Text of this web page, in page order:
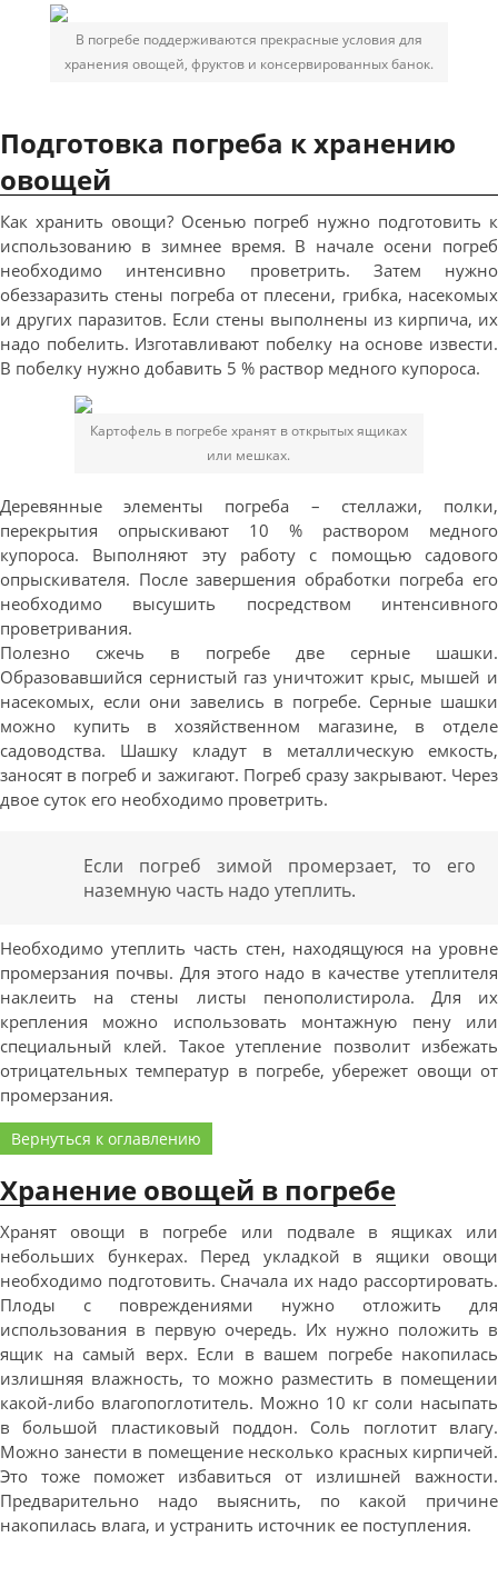
В погребе поддерживаются прекрасные условия для
хранения овощей, фруктов и консервированных банок.
Подготовка погреба к хранению
овощей
Как хранить овощи? Осенью погреб нужно подготовить к
использованию в зимнее время. В начале осени погреб
необходимо интенсивно проветрить. Затем нужно
обеззаразить стены погреба от плесени, грибка, насекомых
и других паразитов. Если стены выполнены из кирпича, их
надо побелить. Изготавливают побелку на основе извести.
В побелку нужно добавить 5 % раствор медного купороса.
Картофель в погребе хранят в открытых ящиках
или мешках.
Деревянные элементы погреба – стеллажи, полки,
перекрытия опрыскивают 10 % раствором медного
купороса. Выполняют эту работу с помощью садового
опрыскивателя. После завершения обработки погреба его
необходимо высушить посредством интенсивного
проветривания.
Полезно сжечь в погребе две серные шашки.
Образовавшийся сернистый газ уничтожит крыс, мышей и
насекомых, если они завелись в погребе. Серные шашки
можно купить в хозяйственном магазине, в отделе
садоводства. Шашку кладут в металлическую емкость,
заносят в погреб и зажигают. Погреб сразу закрывают. Через
двое суток его необходимо проветрить.
Если погреб зимой промерзает, то его
наземную часть надо утеплить.
Необходимо утеплить часть стен, находящуюся на уровне
промерзания почвы. Для этого надо в качестве утеплителя
наклеить на стены листы пенополистирола. Для их
крепления можно использовать монтажную пену или
специальный клей. Такое утепление позволит избежать
отрицательных температур в погребе, убережет овощи от
промерзания.
Вернуться к оглавлению
Хранение овощей в погребе
Хранят овощи в погребе или подвале в ящиках или
небольших бункерах. Перед укладкой в ящики овощи
необходимо подготовить. Сначала их надо рассортировать.
Плоды с повреждениями нужно отложить для
использования в первую очередь. Их нужно положить в
ящик на самый верх. Если в вашем погребе накопилась
излишняя влажность, то можно разместить в помещении
какой-либо влагопоглотитель. Можно 10 кг соли насыпать
в большой пластиковый поддон. Соль поглотит влагу.
Можно занести в помещение несколько красных кирпичей.
Это тоже поможет избавиться от излишней важности.
Предварительно надо выяснить, по какой причине
накопилась влага, и устранить источник ее поступления.